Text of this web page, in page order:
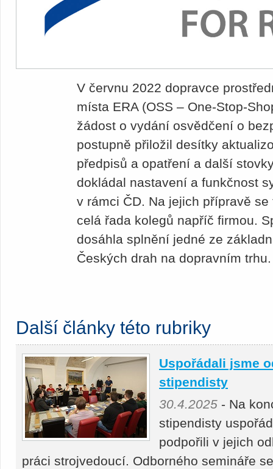
V červnu 2022 dopravce
místa ERA (OSS – One-Stop-
žádost o vydání osvědčení o
postupně přiložil desítky
předpisů a opatření a další
dokládal nastavení a funkčnost
v rámci ČD. Na jejich přípravě
celá řada kolegů napříč firmou.
dosáhla splnění jedné ze
Českých drah na dopravním trhu.
Další články této rubriky
Uspořádali jsme
stipendisty
30.4.2025 - Na
stipendisty
podpořili v jejich
práci strojvedoucí. Odborného semináře